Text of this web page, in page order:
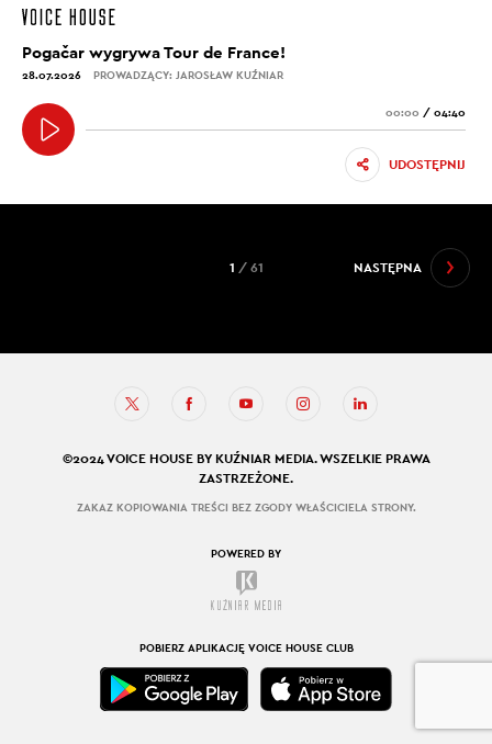
Pogačar wygrywa Tour de France!
28.07.2026 PROWADZĄCY: JAROSŁAW KUŹNIAR
00:00 / 04:40
UDOSTĘPNIJ
NASTĘPNA
1 / 61
©2024 VOICE HOUSE BY KUŹNIAR MEDIA. WSZELKIE PRAWA
ZASTRZEŻONE.
ZAKAZ KOPIOWANIA TREŚCI BEZ ZGODY WŁAŚCICIELA STRONY.
POWERED BY
POBIERZ APLIKACJĘ VOICE HOUSE CLUB